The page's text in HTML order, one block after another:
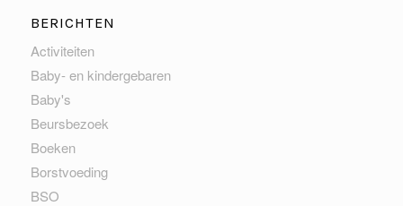
BERICHTEN
Activiteiten
Baby- en kindergebaren
Baby's
Beursbezoek
Boeken
Borstvoeding
BSO